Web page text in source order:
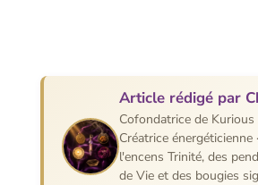
Article rédigé par
Cofondatrice de Kurious
Créatrice énergéticienne
l'encens Trinité, des
de Vie et des bougies